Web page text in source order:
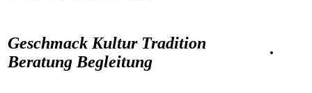
Geschmack Kultur Tradition
Beratung Begleitung
·